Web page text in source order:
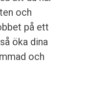
och
på ett
öka dina
och